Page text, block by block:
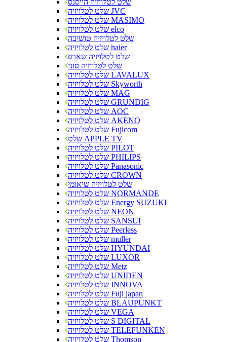
שלט לטלויזיה JVC
שלט לטלויזיה MASIMO
שלט לטלויזיה elco
שלט לטלויזיה טושיבה
שלט לטלויזיה haier
שלט לטלויזיה שארפ
שלט לטלויזיה סוני
שלט לטלויזיה LAVALUX
שלט לטלויזיה Skyworth
שלט לטלויזיה MAG
שלט לטלויזיה GRUNDIG
שלט לטלויזיה AOC
שלט לטלויזיה AKENO
שלט לטלויזיה Fujicom
שלט APPLE TV
שלט לטלויזיה PILOT
שלט לטלויזיה PHILIPS
שלט לטלויזיה Panasonic
שלט לטלויזיה CROWN
שלט לטלויזיה שיאומי
שלט לטלויזיה NORMANDE
שלט לטלויזיה Energy SUZUKI
שלט לטלויזיה NEON
שלט לטלויזיה SANSUI
שלט לטלויזיה Peerless
שלט לטלויזיה muller
שלט לטלויזיה HYUNDAI
שלט לטלויזיה LUXOR
שלט לטלויזיה Metz
שלט לטלויזיה UNIDEN
שלט לטלויזיה INNOVA
שלט לטלויזיה Fuji japan
שלט לטלויזיה BLAUPUNKT
שלט לטלויזיה VEGA
שלט לטלויזיה S DIGITAL
שלט לטלויזיה TELEFUNKEN
שלט לטלויזיה Thomson